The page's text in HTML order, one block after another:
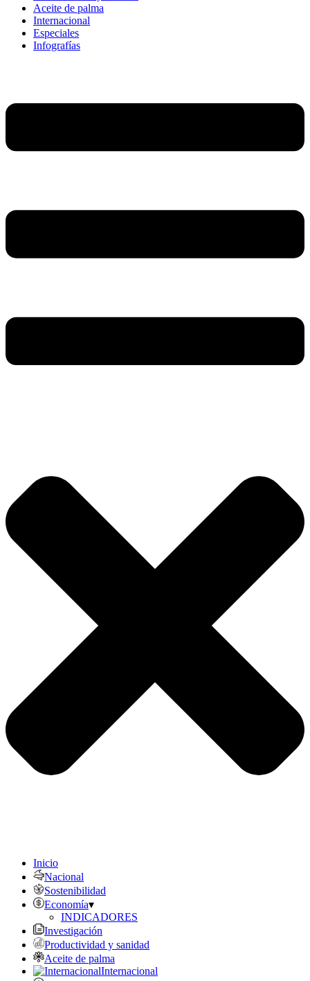
Aceite de palma
Internacional
Especiales
Infografías
Inicio
Nacional
Sostenibilidad
Economía▾
INDICADORES
Investigación
Productividad y sanidad
Aceite de palma
Internacional